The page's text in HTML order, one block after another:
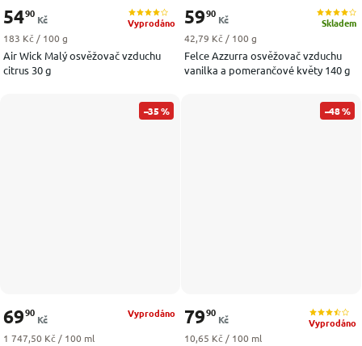
Air Wick Malý osvěžovač vzduchu
citrus 30 g
Vyprodáno
5490
Kč
Měrná cena:
183 Kč / 100 g
Felce Azzurra osvěžovač vzduchu
vanilka a pomerančové květy 140 g
Skladem
5990
Kč
Měrná cena:
42,79 Kč / 100 g
–35 %
Vyprodáno
6990
Kč
Měrná cena:
1 747,50 Kč / 100 ml
–48 %
Vyprodáno
7990
Kč
Měrná cena:
10,65 Kč / 100 ml